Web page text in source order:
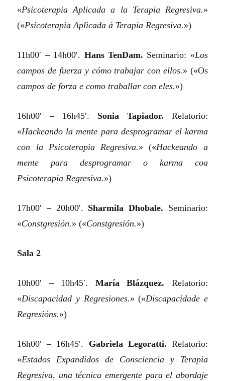
«Psicoterapia Aplicada a la Terapia Regresiva.»
(«Psicoterapia Aplicada á Terapia Regresiva.»)
11h00′ – 14h00′. Hans TenDam. Seminario: «Los
campos de fuerza y cómo trabajar con ellos.» («Os
campos de forza e como traballar con eles.»)
16h00′ – 16h45′. Sonia Tapiador. Relatorio:
«Hackeando la mente para desprogramar el karma
con la Psicoterapia Regresiva.»(«Hackeando a
mente para desprogramar o karma coa
Psicoterapia Regresiva.»)
17h00′ – 20h00′. Sharmila Dhobale. Seminario:
«Constgresión.»(«Constgresión.»)
Sala 2
10h00′ – 10h45′. María Blázquez. Relatorio:
«Discapacidad y Regresiones.»(«Discapacidade e
Regresións.»)
16h00′ – 16h45′. Gabriela Legoratti. Relatorio:
«Estados Expandidos de Consciencia y Terapia
Regresiva, una técnica emergente para el abordaje